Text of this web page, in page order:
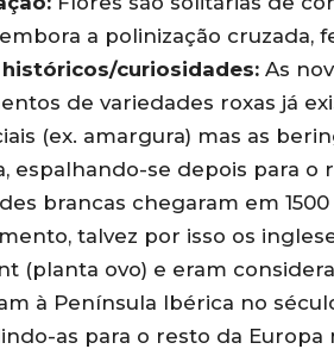
a polinização cruzada,
curiosidades: As
de variedades roxas já
(ex. amargura) mas as
espalhando-se depois para o
brancas chegaram em
talvez por isso os
(planta ovo) e eram
à Península Ibérica no
as para o resto da Europa